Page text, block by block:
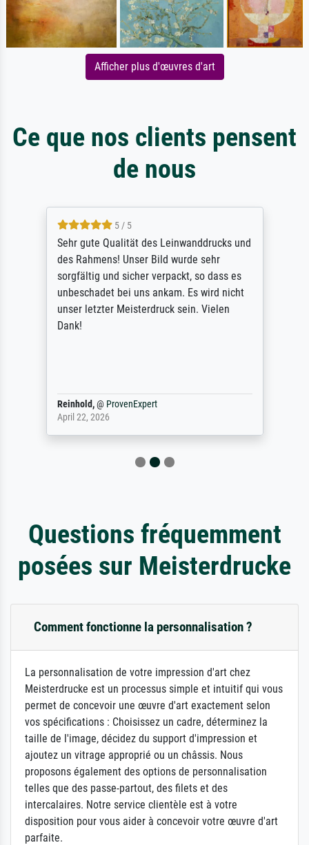
Afficher plus d'œuvres d'art
Ce que nos clients pensent
de nous
5 / 5
Sehr gute Qualität des Leinwanddrucks und
des Rahmens! Unser Bild wurde sehr
sorgfältig und sicher verpackt, so dass es
unbeschadet bei uns ankam. Es wird nicht
unser letzter Meisterdruck sein. Vielen
Dank!
Reinhold,@ ProvenExpert
April 22, 2026
Questions fréquemment
posées sur Meisterdrucke
Comment fonctionne la personnalisation ?
La personnalisation de votre impression d'art chez
Meisterdrucke est un processus simple et intuitif qui vous
permet de concevoir une œuvre d'art exactement selon
vos spécifications : Choisissez un cadre, déterminez la
taille de l'image, décidez du support d'impression et
ajoutez un vitrage approprié ou un châssis. Nous
proposons également des options de personnalisation
telles que des passe-partout, des filets et des
intercalaires. Notre service clientèle est à votre
disposition pour vous aider à concevoir votre œuvre d'art
parfaite.